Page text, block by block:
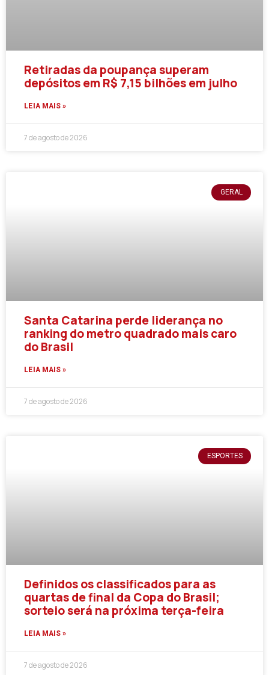
Retiradas da poupança superam
depósitos em R$ 7,15 bilhões em julho
LEIA MAIS »
7 de agosto de 2026
GERAL
Santa Catarina perde liderança no
ranking do metro quadrado mais caro
do Brasil
LEIA MAIS »
7 de agosto de 2026
ESPORTES
Definidos os classificados para as
quartas de final da Copa do Brasil;
sorteio será na próxima terça-feira
LEIA MAIS »
7 de agosto de 2026